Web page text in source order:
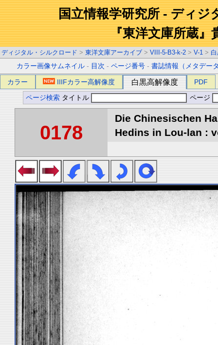
国立情報学研究所 - ディジ
『東洋文庫所蔵』
ディジタル・シルクロード > 東洋文庫アーカイブ > VIII-5-B3-k-2 > V-1 >
カラー画像サムネイル - 目次 -ページ番号 -書誌情報（メタデー
カラー IIIFカラー高解像度 白黒高解像度 PDF
ページ検索 タイトル ページ
0178
Die Chinesischen
Hedins in Lou-lan :